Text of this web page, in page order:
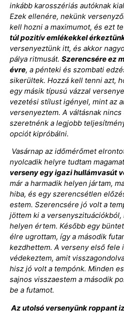
inkább karosszériás autóknak
Ezek ellenére, nekünk
kell hozni a maximumot, és ezt
túl pozitív emlékekkel
versenyeztünk itt, és akkor
pálya ritmusát. Szerencsére ez
évre, a pénteki és szombati
sikerültek. Hozzá kell tenni azt,
egy másik típusú vázzal
vezetési stílust igényel, mint az
versenyeztem. A váltásnak
szeretnénk a legjobb
opciót kipróbálni.
Vasárnap az időmérőmet
nyolcadik helyre tudtam
verseny egy igazi hullámvasút
már a harmadik helyen jártam,
hiba, és egy szerencsétlen
estem. Szerencsére jó volt a
jöttem ki a versenyszituációkból,
helyen értem. Később egy
élre ugrottam, így a második
kezdhettem. A verseny első fele
védekeztem, amit
hisz jó volt a tempónk. Minden
sajnos visszaestem a második
be a futamot.
Az utolsó versenyünk roppant